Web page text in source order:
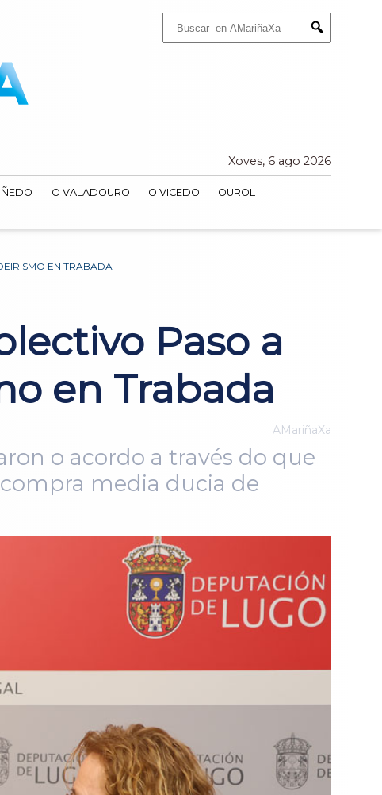
Submit
Xoves, 6 ago 2026
O VALADOURO O VICEDO
OUROL
EN TRABADA
Paso a
en Trabada
AMariñaXa
o acordo a través do que
media ducia de